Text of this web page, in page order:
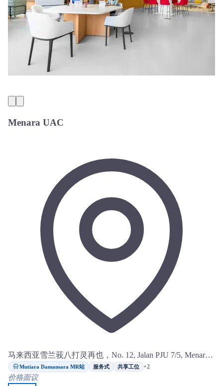
Menara UAC
马来西亚雪兰莪八打灵再也，No. 12, Jalan PJU 7/5, Menara
UAC, Mutiara Damansara
Mutiara Damansara MR站 服务式 共享工位 +2
价格面议